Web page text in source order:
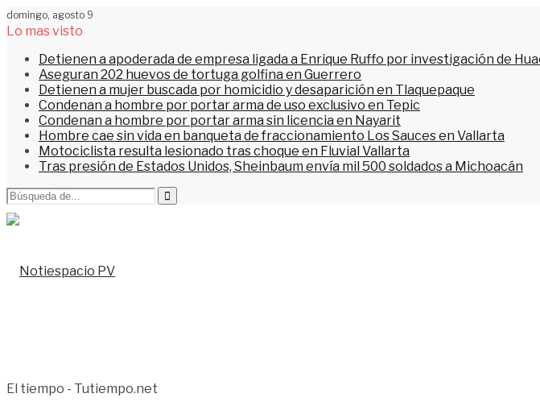
domingo, agosto 9
Lo mas visto
Detienen a apoderada de empresa ligada a Enrique Ruffo por investigación de
Aseguran 202 huevos de tortuga golfina en Guerrero
Detienen a mujer buscada por homicidio y desaparición en Tlaquepaque
Condenan a hombre por portar arma de uso exclusivo en Tepic
Condenan a hombre por portar arma sin licencia en Nayarit
Hombre cae sin vida en banqueta de fraccionamiento Los Sauces en Vallarta
Motociclista resulta lesionado tras choque en Fluvial Vallarta
Tras presión de Estados Unidos, Sheinbaum envía mil 500 soldados a Michoacán
El tiempo - Tutiempo.net